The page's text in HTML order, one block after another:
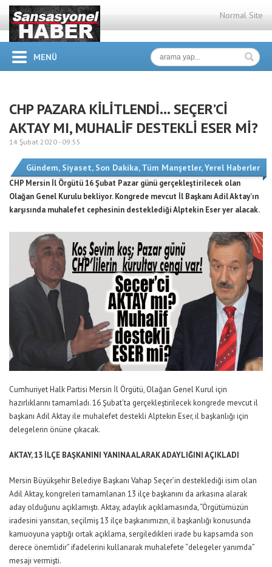
Normal Site
MENÜ
CHP PAZARA KİLİTLENDİ… SEÇER’Cİ
AKTAY MI, MUHALİF DESTEKLİ ESER Mİ?
14 Şubat 2020 - 09:55
Gündem, Siyaset, Son Dakika,Tüm Manşetler,Yerel Haberler
CHP Mersin İl Örgütü 16 Şubat Pazar günü gerçekleştirilecek olan
Olağan Genel Kurulu bekliyor. Kongrede mevcut İl Başkanı Adil Aktay’ın
karşısında muhalefet cephesinin desteklediği Alptekin Eser yer alacak.
Cumhuriyet Halk Partisi Mersin İl Örgütü, Olağan Genel Kurul için
hazırlıklarını tamamladı. 16 Şubat’ta gerçekleştirilecek kongrede mevcut il
başkanı Adil Aktay ile muhalefet destekli Alptekin Eser, il başkanlığı için
delegelerin önüne çıkacak.
AKTAY, 13 İLÇE BAŞKANINI YANINA ALARAK ADAYLIĞINI AÇIKLADI
Mersin Büyükşehir Belediye Başkanı Vahap Seçer’in desteklediği isim olan
Adil Aktay, kongreleri tamamlanan 13 ilçe başkanını da arkasına alarak
aday olduğunu açıklamıştı. Aktay, adaylık açıklamasında, “Örgütümüzün
iradesini yansıtan, seçilmiş 13 ilçe başkanımızın, il başkanlığı konusunda
kamuoyuna yaptığı ortak açıklama, sergiledikleri irade bu kapsamda son
derece önemlidir” ifadelerini kullanarak muhalefete “delegeler yanımda”
mesajı vermişti.